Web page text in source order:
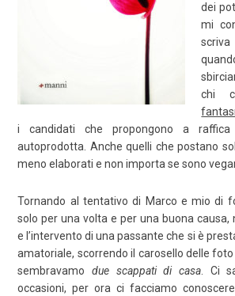
dei
mi
chi
i candidati che propongono a
autoprodotta. Anche quelli che postano
meno elaborati e non importa se sono
Tornando al tentativo di Marco e mio di
solo per una volta e per una buona
e l’intervento di una passante che si è
amatoriale, scorrendo il carosello delle
sembravamodue scappati di casa. Ci
occasioni, per ora ci facciamo